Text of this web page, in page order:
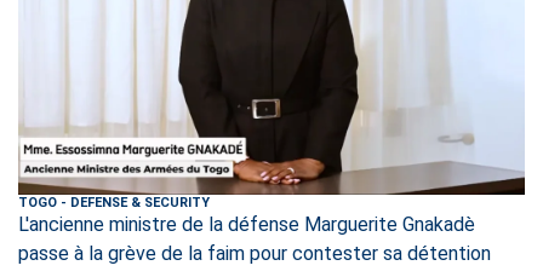
TOGO - DEFENSE & SECURITY
L'ancienne ministre de la défense Marguerite Gnakadè
passe à la grève de la faim pour contester sa détention